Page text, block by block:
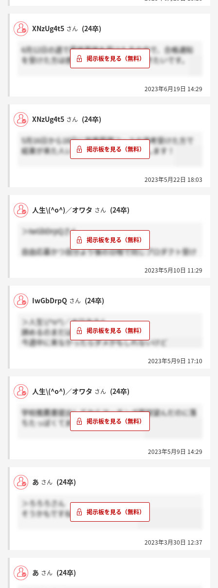
XNzUg4t5 さん (24卒)
6月12日の週で最終面接を受けた方の中で、合格通知
を受けた方は感謝ボタン押していただきたいです。
2023年6月19日 14:29
XNzUg4t5 さん (24卒)
5月16日から18日に営業管理コースの選考受けた方で
結果が来た人いれば感謝ボタンお願いします！
2023年5月22日 18:03
人生\(^o^)／オワタ さん (24卒)
＞IwGbDrpQさん
自由応募かつ自分より後の日程で同じプロダクト受け
その人他社の内々定もたくさん持ってるので落ち込ん
2023年5月10日 11:29
IwGbDrpQ さん (24卒)
＞人生\(^o^)／オワタさん
諦めるのまだはやくないですかね
今週中に来なかったらダメかもしれないけど
2023年5月9日 17:10
人生\(^o^)／オワタ さん (24卒)
学校推薦書提出してからマッチング面談望んだのに落
ちたっぽくてまじでショック、、、、
2023年5月9日 14:29
あ さん (24卒)
＞ろろろさん
そうかもですね、、気長に待ちます
2023年3月30日 12:37
あ さん (24卒)